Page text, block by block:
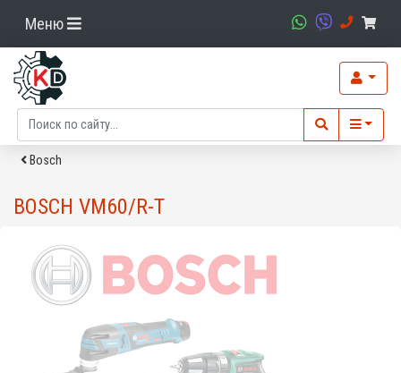
Меню
Bosch
BOSCH VM60/R-T